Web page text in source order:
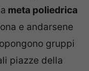
meta poliedrica
e andarsene
gruppi
piazze della